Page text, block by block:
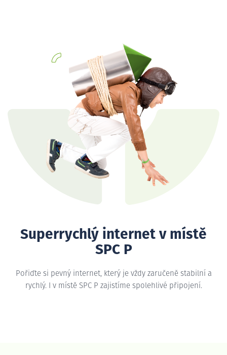
Superrychlý internet v místě
SPC P
Pořiďte si pevný internet, který je vždy zaručeně stabilní a
rychlý. I v místě SPC P zajistíme spolehlivé připojení.